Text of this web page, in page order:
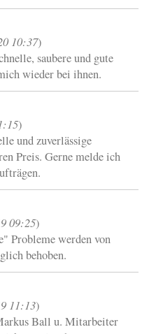
10:37)
saubere und gute
wieder bei ihnen.
)
und zuverlässige
Preis. Gerne melde ich
09:25)
Probleme werden von
behoben.
11:13)
Ball u. Mitarbeiter